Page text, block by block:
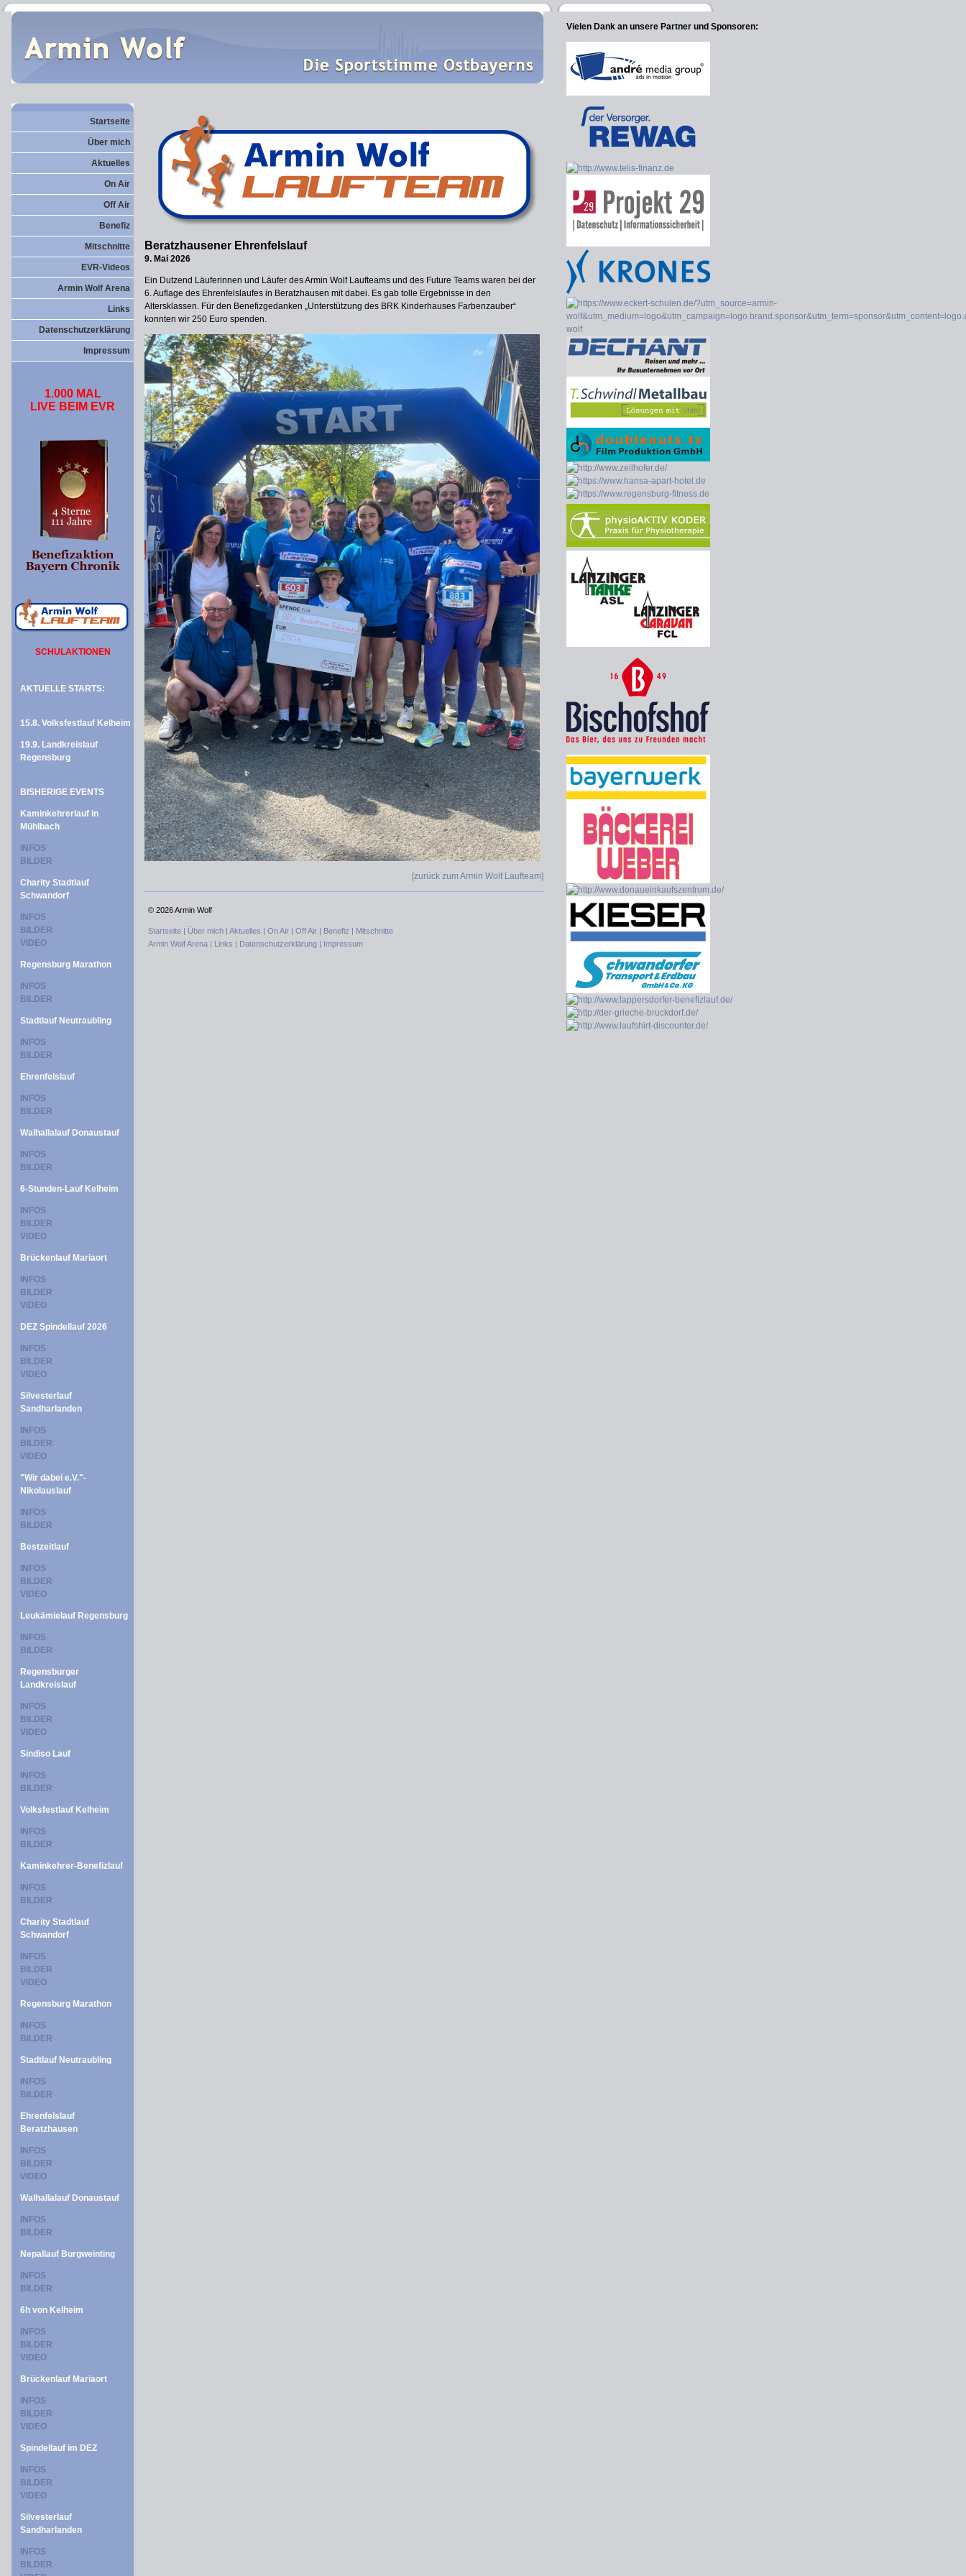
Startseite
Über mich
Aktuelles
On Air
Off Air
Benefiz
Mitschnitte
EVR-Videos
Armin Wolf Arena
Links
Datenschutzerklärung
Impressum
1.000 MAL
LIVE BEIM EVR
SCHULAKTIONEN
AKTUELLE STARTS:
15.8. Volksfestlauf Kelheim
19.9. Landkreislauf
Regensburg
BISHERIGE EVENTS
Kaminkehrerlauf in
Mühlbach
INFOS
BILDER
Charity Stadtlauf
Schwandorf
INFOS
BILDER
VIDEO
Regensburg Marathon
INFOS
BILDER
Stadtlauf Neutraubling
INFOS
BILDER
Ehrenfelslauf
INFOS
BILDER
Walhallalauf Donaustauf
INFOS
BILDER
6-Stunden-Lauf Kelheim
INFOS
BILDER
VIDEO
Brückenlauf Mariaort
INFOS
BILDER
VIDEO
DEZ Spindellauf 2026
INFOS
BILDER
VIDEO
Silvesterlauf
Sandharlanden
INFOS
BILDER
VIDEO
"Wir dabei e.V."-
Nikolauslauf
INFOS
BILDER
Bestzeitlauf
INFOS
BILDER
VIDEO
Leukämielauf Regensburg
INFOS
BILDER
Regensburger
Landkreislauf
INFOS
BILDER
VIDEO
Sindiso Lauf
INFOS
BILDER
Volksfestlauf Kelheim
INFOS
BILDER
Kaminkehrer-Benefizlauf
INFOS
BILDER
Charity Stadtlauf
Schwandorf
INFOS
BILDER
VIDEO
Regensburg Marathon
INFOS
BILDER
Stadtlauf Neutraubling
INFOS
BILDER
Ehrenfelslauf
Beratzhausen
INFOS
BILDER
VIDEO
Walhallalauf Donaustauf
INFOS
BILDER
Nepallauf Burgweinting
INFOS
BILDER
6h von Kelheim
INFOS
BILDER
VIDEO
Brückenlauf Mariaort
INFOS
BILDER
VIDEO
Spindellauf im DEZ
INFOS
BILDER
VIDEO
Silvesterlauf
Sandharlanden
INFOS
BILDER
Beratzhausener Ehrenfelslauf
9. Mai 2026
Ein Dutzend Läuferinnen und Läufer des Armin Wolf Laufteams und des Future Teams waren bei der
6. Auflage des Ehrenfelslaufes in Beratzhausen mit dabei. Es gab tolle Ergebnisse in den
Altersklassen. Für den Benefizgedanken „Unterstützung des BRK Kinderhauses Farbenzauber“
konnten wir 250 Euro spenden.
[zurück zum Armin Wolf Laufteam]
© 2026 Armin Wolf
Startseite | Über mich | Aktuelles | On Air | Off Air | Benefiz |
Mitschnitte
Armin Wolf Arena |
Links | Datenschutzerklärung | Impressum
Vielen Dank an unsere Partner und Sponsoren: